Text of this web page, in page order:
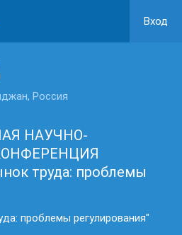
Вход
Россия
НАУЧНО-
труда: проблемы
проблемы регулирования"